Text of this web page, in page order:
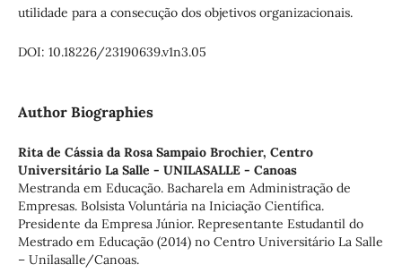
utilidade para a consecução dos objetivos organizacionais.
DOI: 10.18226/23190639.v1n3.05
Author Biographies
Rita de Cássia da Rosa Sampaio Brochier, Centro
Universitário La Salle - UNILASALLE - Canoas
Mestranda em Educação. Bacharela em Administração de
Empresas. Bolsista Voluntária na Iniciação Científica.
Presidente da Empresa Júnior. Representante Estudantil do
Mestrado em Educação (2014) no Centro Universitário La Salle
– Unilasalle/Canoas.